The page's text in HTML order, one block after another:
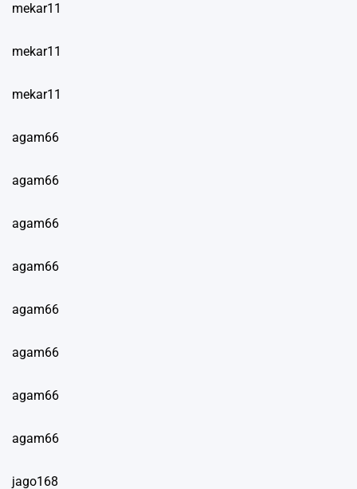
mekar11
mekar11
mekar11
agam66
agam66
agam66
agam66
agam66
agam66
agam66
agam66
jago168